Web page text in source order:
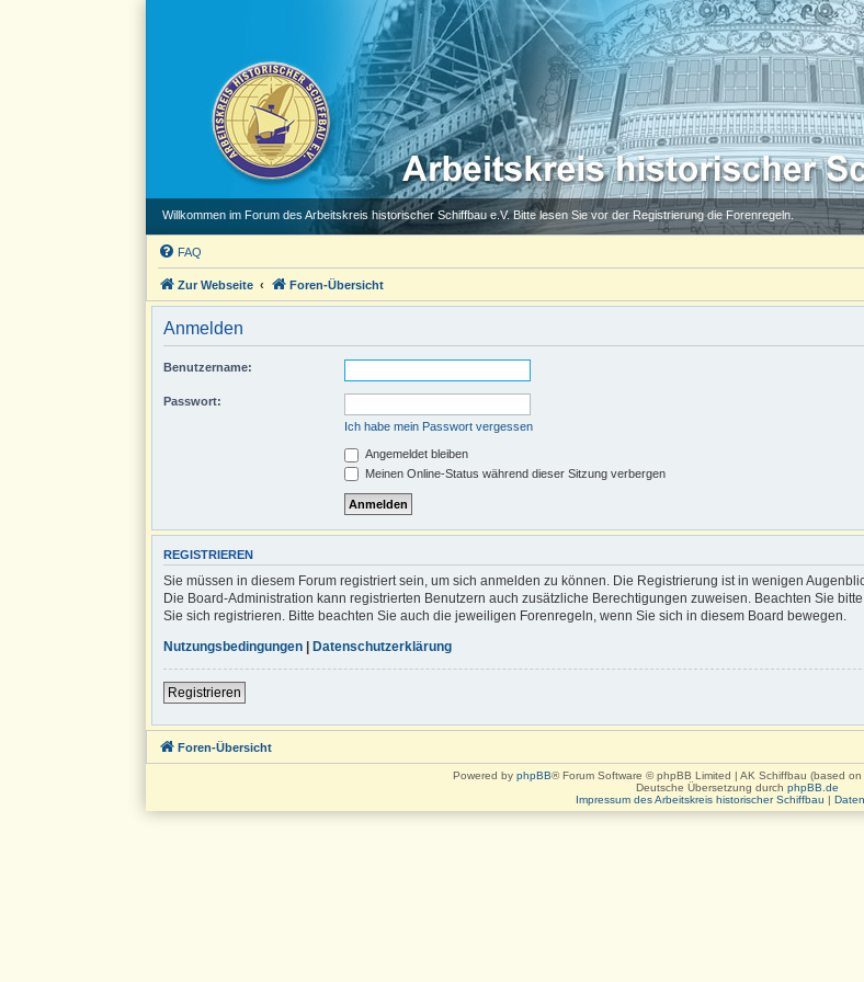
Willkommen im Forum des Arbeitskreis historischer Schiffbau e.V. Bitte lesen Sie vor der Registrierung die Forenregeln.
FAQ
Zur Webseite Foren-Übersicht
Anmelden
Benutzername:
Passwort:
Ich habe mein Passwort vergessen
Angemeldet bleiben
Meinen Online-Status während dieser Sitzung verbergen
REGISTRIEREN
Sie müssen in diesem Forum registriert sein, um sich anmelden zu können. Die Registrierung ist in wenigen
Die Board-Administration kann registrierten Benutzern auch zusätzliche Berechtigungen zuweisen. Beachten Sie
Sie sich registrieren. Bitte beachten Sie auch die jeweiligen Forenregeln, wenn Sie sich in diesem Board bewegen.
Nutzungsbedingungen | Datenschutzerklärung
Registrieren
Foren-Übersicht
Powered by phpBB® Forum Software © phpBB Limited | AK Schiffbau (based
Deutsche Übersetzung durch phpBB.de
Impressum des Arbeitskreis historischer Schiffbau |